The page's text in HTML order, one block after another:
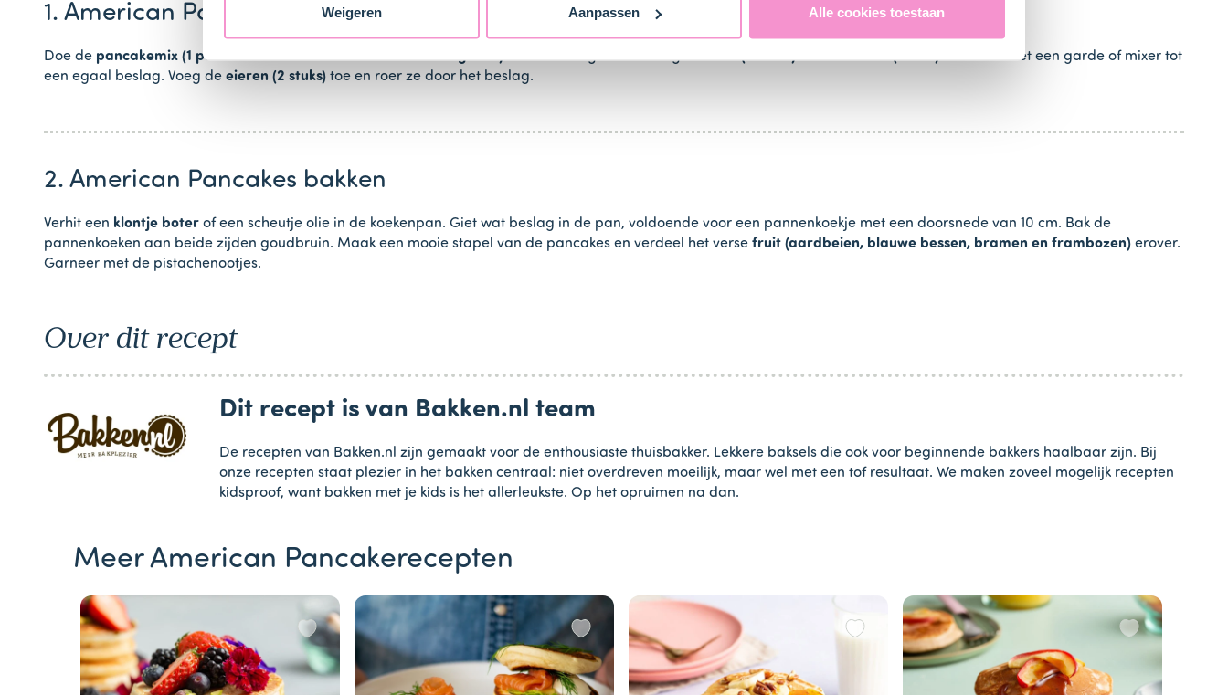
Weigeren Aanpassen Alle cookies toestaan
1. American Pancakebeslag maken
Doe de pancakemix (1 pak Dr. Oetker American Pancakes Origineel)in een beslagkom en voeg demelk (350 ml)enkokosmelk (50 ml)toe. Roer met een garde of mixer tot
een egaal beslag. Voeg de eieren (2 stuks) toe en roer ze door het beslag.
2. American Pancakes bakken
Verhit een klontje boter of een scheutje olie in de koekenpan. Giet wat beslag in de pan, voldoende voor een pannenkoekje met een doorsnede van 10 cm. Bak de
pannenkoeken aan beide zijden goudbruin. Maak een mooie stapel van de pancakes en verdeel het verse fruit (aardbeien, blauwe bessen, bramen en frambozen) erover.
Garneer met de pistachenootjes.
Over dit recept
Dit recept is van Bakken.nl team
De recepten van Bakken.nl zijn gemaakt voor de enthousiaste thuisbakker. Lekkere baksels die ook voor beginnende bakkers haalbaar zijn. Bij
onze recepten staat plezier in het bakken centraal: niet overdreven moeilijk, maar wel met een tof resultaat. We maken zoveel mogelijk recepten
kidsproof, want bakken met je kids is het allerleukste. Op het opruimen na dan.
Meer American Pancakerecepten